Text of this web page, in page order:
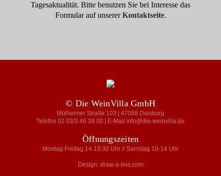
Tagesaktualität. Bitte benutzen Sie bei Interesse das
Formular auf unsererKontaktseite.
© Die WeinVilla GmbH
Mülheimer Straße 103 | 47058 Duisburg
Telefon 02 03/3 46 39 00 | E-Mail info@die-weinvilla.de
Öffnungszeiten
Montag-Freitag 14-19:30 Uhr // Samstag 10-14 Uhr
Design: draw-a-line.com